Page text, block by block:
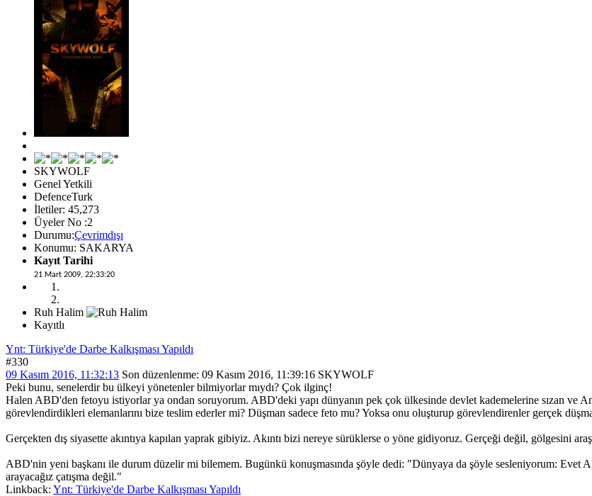
SKYWOLF
Genel Yetkili
DefenceTurk
İletiler: 45,273
Üyeler No :2
Durumu:Çevrimdışı
Konumu: SAKARYA
Kayıt Tarihi
21 Mart 2009, 22:33:20
Ruh Halim
Kayıtlı
Ynt: Türkiye'de Darbe Kalkışması Yapıldı
#330
09 Kasım 2016, 11:32:13 Son düzenlenme: 09 Kasım 2016, 11:39:16 SKYWOLF
Peki bunu, senelerdir bu ülkeyi yönetenler bilmiyorlar mıydı? Çok ilginç!
Halen ABD'den fetoyu istiyorlar ya ondan soruyorum. ABD'deki yapı dünyanın pek çok ülkesinde devlet kademelerine sızan ve
görevlendirdikleri elemanlarını bize teslim ederler mi? Düşman sadece feto mu? Yoksa onu oluşturup görevlendirenler gerçek
Gerçekten dış siyasette akıntıya kapılan yaprak gibiyiz. Akıntı bizi nereye sürüklerse o yöne gidiyoruz. Gerçeği değil, gölgesini
ABD'nin yeni başkanı ile durum düzelir mi bilemem. Bugünkü konuşmasında şöyle dedi: "Dünyaya da şöyle sesleniyorum: Evet
arayacağız çatışma değil."
Linkback: Ynt: Türkiye'de Darbe Kalkışması Yapıldı